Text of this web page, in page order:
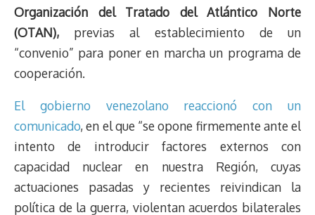
Organización del Tratado del Atlántico Norte
(OTAN), previas al establecimiento de un
“convenio” para poner en marcha un programa de
cooperación.
El gobierno venezolano reaccionó con un
comunicado, en el que “se opone firmemente ante el
intento de introducir factores externos con
capacidad nuclear en nuestra Región, cuyas
actuaciones pasadas y recientes reivindican la
política de la guerra, violentan acuerdos bilaterales